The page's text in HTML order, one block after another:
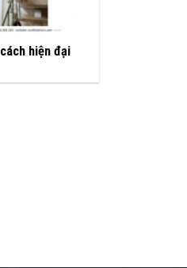
hiện đại